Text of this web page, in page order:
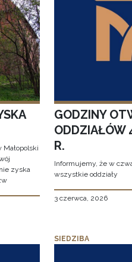
zyska
GODZINY
ODDZIAŁÓW
R.
Informujemy, że w
wszystkie oddziały
3 czerwca, 2026
SIEDZIBA